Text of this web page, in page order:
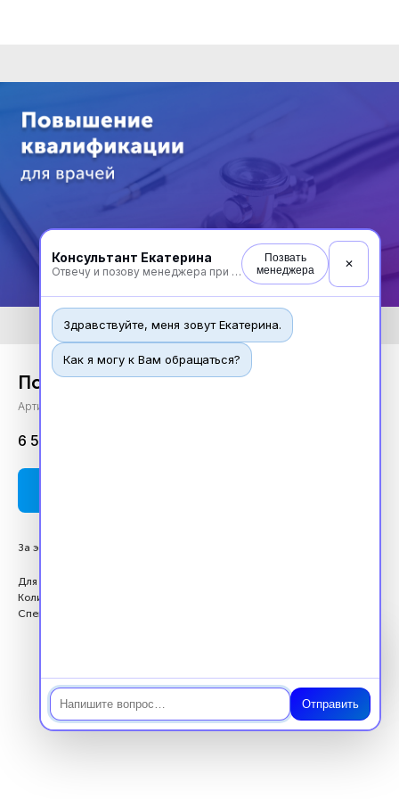
Консультант Екатерина
Отвечу и позову менеджера при необходимости
Позвать
менеджера
✕
Здравствуйте, меня зовут Екатерина.
Как я могу к Вам обращаться?
Отправить
Психиатрия
Артикул:
6 500
За этот курс вы получите 36 баллов ЗЕТ
Для кого: Высший медицинский персонал
Количество баллов: 36 ЗЕТ
Специальность: Психиатрия